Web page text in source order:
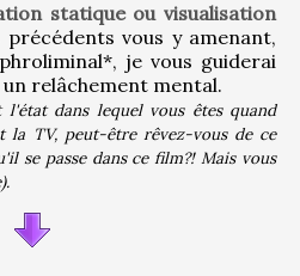
statique ou visualisation
vous y amenant,
je vous guiderai
relâchement mental.
dans lequel vous êtes quand
la TV, peut-être rêvez-vous de ce
se passe dans ce film?! Mais vous